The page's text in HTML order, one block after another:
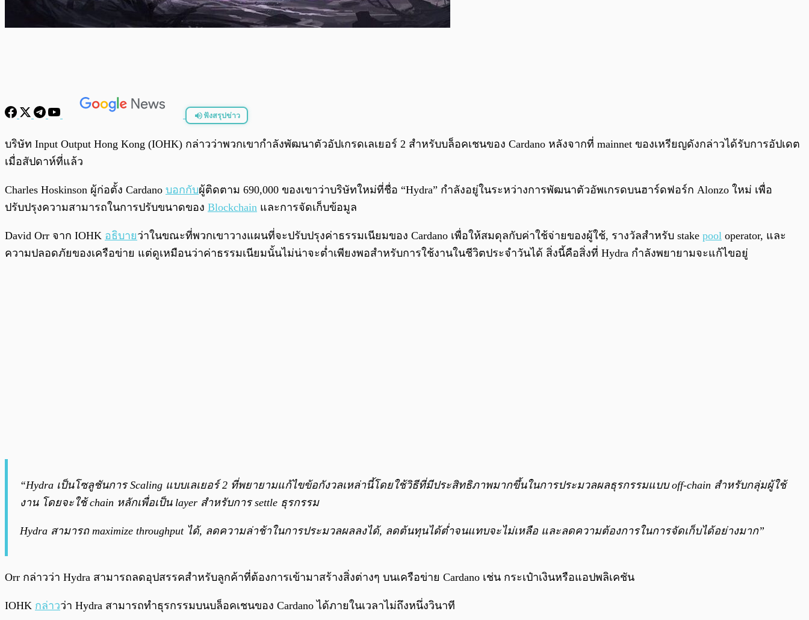
ฟังสรุปข่าว
พร้อมเล่น 0:00 /
บริษัท Input Output Hong Kong (IOHK) กล่าวว่าพวกเขากำลังพัฒนาตัวอัปเกรดเลเยอร์ 2 สำหรับบล็อคเชนของ Cardano หลังจากที่ mainnet ของเหรียญดังกล่าวได้รับการอัปเดต
เมื่อสัปดาห์ที่แล้ว
Charles Hoskinson ผู้ก่อตั้ง Cardano บอกกับผู้ติดตาม 690,000 ของเขาว่าบริษัทใหม่ที่ชื่อ “Hydra” กำลังอยู่ในระหว่างการพัฒนาตัวอัพเกรดบนฮาร์ดฟอร์ก Alonzo ใหม่ เพื่อ
ปรับปรุงความสามารถในการปรับขนาดของ Blockchain และการจัดเก็บข้อมูล
David Orr จาก IOHK อธิบายว่าในขณะที่พวกเขาวางแผนที่จะปรับปรุงค่าธรรมเนียมของ Cardano เพื่อให้สมดุลกับค่าใช้จ่ายของผู้ใช้, รางวัลสำหรับ stake pool operator, และ
ความปลอดภัยของเครือข่าย แต่ดูเหมือนว่าค่าธรรมเนียมนั้นไม่น่าจะต่ำเพียงพอสำหรับการใช้งานในชีวิตประจำวันได้ สิ่งนี้คือสิ่งที่ Hydra กำลังพยายามจะแก้ไขอยู่
“Hydra เป็นโซลูชันการ Scaling แบบเลเยอร์ 2 ที่พยายามแก้ไขข้อกังวลเหล่านี้โดยใช้วิธีที่มีประสิทธิภาพมากขึ้นในการประมวลผลธุรกรรมแบบ off-chain สำหรับกลุ่มผู้ใช้
งาน โดยจะใช้ chain หลักเพื่อเป็น layer สำหรับการ settle ธุรกรรม
Hydra สามารถ maximize throughput ได้, ลดความล่าช้าในการประมวลผลลงได้, ลดต้นทุนได้ต่ำจนแทบจะไม่เหลือ และลดความต้องการในการจัดเก็บได้อย่างมาก”
Orr กล่าวว่า Hydra สามารถลดอุปสรรคสำหรับลูกค้าที่ต้องการเข้ามาสร้างสิ่งต่างๆ บนเครือข่าย Cardano เช่น กระเป๋าเงินหรือแอปพลิเคชัน
IOHK กล่าวว่า Hydra สามารถทำธุรกรรมบนบล็อคเชนของ Cardano ได้ภายในเวลาไม่ถึงหนึ่งวินาที